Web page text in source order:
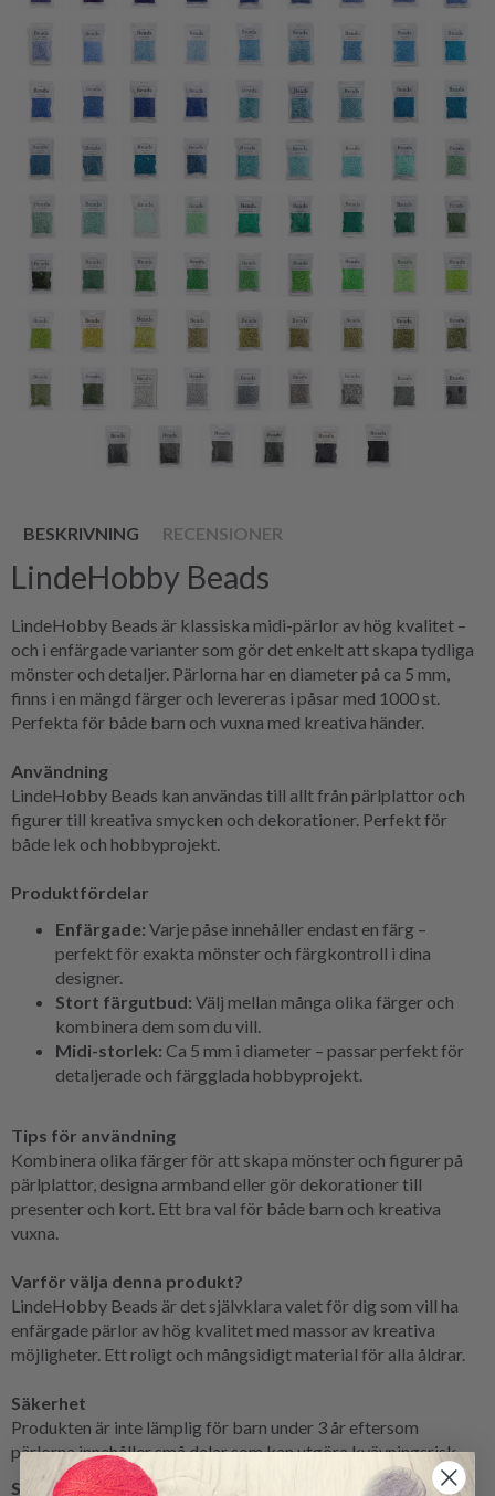
BESKRIVNING RECENSIONER
LindeHobby Beads
LindeHobby Beads är klassiska midi-pärlor av hög kvalitet –
och i enfärgade varianter som gör det enkelt att skapa tydliga
mönster och detaljer. Pärlorna har en diameter på ca 5 mm,
finns i en mängd färger och levereras i påsar med 1000 st.
Perfekta för både barn och vuxna med kreativa händer.
Användning
LindeHobby Beads kan användas till allt från pärlplattor och
figurer till kreativa smycken och dekorationer. Perfekt för
både lek och hobbyprojekt.
Produktfördelar
Enfärgade: Varje påse innehåller endast en färg –
perfekt för exakta mönster och färgkontroll i dina
designer.
Stort färgutbud: Välj mellan många olika färger och
kombinera dem som du vill.
Midi-storlek: Ca 5 mm i diameter – passar perfekt för
detaljerade och färgglada hobbyprojekt.
Tips för användning
Kombinera olika färger för att skapa mönster och figurer på
pärlplattor, designa armband eller gör dekorationer till
presenter och kort. Ett bra val för både barn och kreativa
vuxna.
Varför välja denna produkt?
LindeHobby Beads är det självklara valet för dig som vill ha
enfärgade pärlor av hög kvalitet med massor av kreativa
möjligheter. Ett roligt och mångsidigt material för alla åldrar.
Säkerhet
Produkten är inte lämplig för barn under 3 år eftersom
pärlorna innehåller små delar som kan utgöra kvävningsrisk.
Se liknande produkter här